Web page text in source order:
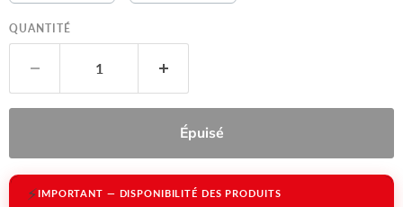
QUANTITÉ
Épuisé
⚡IMPORTANT — DISPONIBILITÉ DES PRODUITS